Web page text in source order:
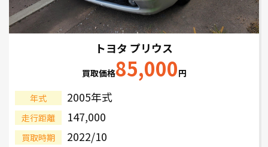
トヨタ プリウス
買取価格85,000円
年式 2005年式
走行距離 147,000
買取時期 2022/10